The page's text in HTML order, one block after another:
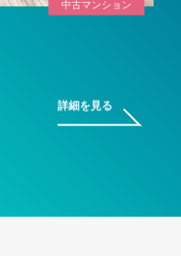
中古マンション
詳細を見る